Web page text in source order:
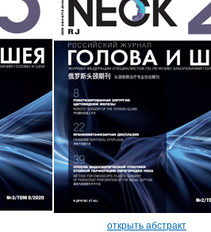
открыть абстракт